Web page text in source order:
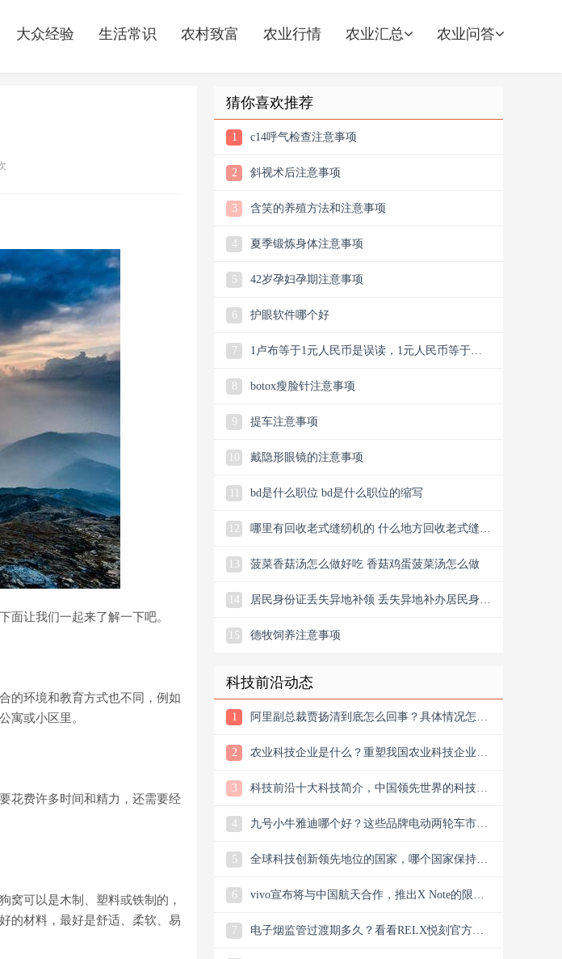
大众经验 生活常识 农村致富 农业行情 农业汇总 农业问答
面让我们一起来了解一下吧。
的环境和教育方式也不同，例如
寓或小区里。
花费许多时间和精力，还需要经
窝可以是木制、塑料或铁制的，
的材料，最好是舒适、柔软、易
猜你喜欢推荐
1 c14呼气检查注意事项
2 斜视术后注意事项
3 含笑的养殖方法和注意事项
4 夏季锻炼身体注意事项
5 42岁孕妇孕期注意事项
6 护眼软件哪个好
7
1卢布等于1元人民币是误读，1元人民币等于多
8
botox瘦脸针注意事项
9 提车注意事项
10 戴隐形眼镜的注意事项
bd是什么职位 bd是什么职位的缩写
12
哪里有回收老式缝纫机的 什么地方回收老式缝纫
13
菠菜香菇汤怎么做好吃 香菇鸡蛋菠菜汤怎么做
14
居民身份证丢失异地补领 丢失异地补办居民身份
15
德牧饲养注意事项
科技前沿动态
1
阿里副总裁贾扬清到底怎么回事？具体情况怎么
2
农业科技企业是什么？重塑我国农业科技企业版
3
科技前沿十大科技简介，中国领先世界的科技创
4
九号小牛雅迪哪个好？这些品牌电动两轮车市场
5
全球科技创新领先地位的国家，哪个国家保持科
6
vivo宣布将与中国航天合作，推出X Note的限量
7
电子烟监管过渡期多久？看看RELX悦刻官方微